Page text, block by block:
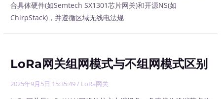
合具体硬件(如Semtech SX1301芯片网关)和开源NS(如
ChirpStack)，并遵循区域无线电法规
LoRa网关组网模式与不组网模式区别
2025年9月5日 15:35:49/ LoRa网关